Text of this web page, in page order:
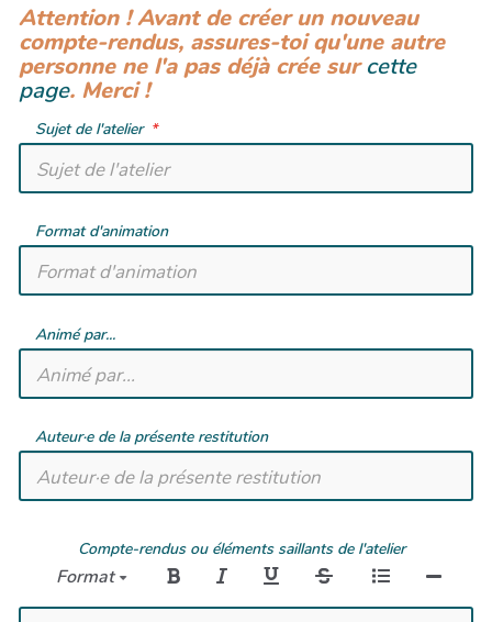
Attention ! Avant de créer un nouveau
compte-rendus, assures-toi qu'une autre
personne ne l'a pas déjà crée surcette
page. Merci !
Sujet de l'atelier
Format d'animation
Animé par...
Auteur·e de la présente restitution
Compte-rendus ou éléments saillants de l'atelier
Format